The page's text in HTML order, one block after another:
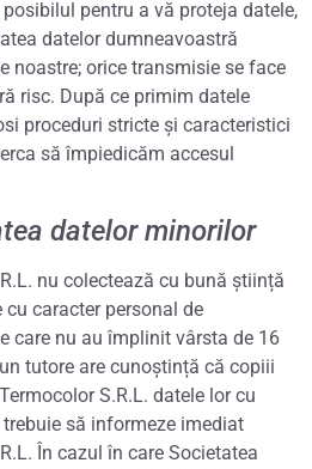
pentru a vă proteja datele,
datelor dumneavoastră
noastre; orice transmisie se face
risc. După ce primim datele
proceduri stricte și caracteristici
să împiedicăm accesul
datelor minorilor
nu colectează cu bună știință
cu caracter personal de
care nu au împlinit vârsta de 16
tutore are cunoștință că copiii
S.R.L. datele lor cu
să informeze imediat
În cazul în care Societatea